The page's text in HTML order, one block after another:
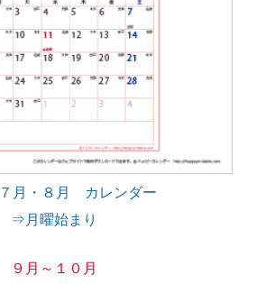
月・８月 カレンダー
⇒月曜始まり
９月～１０月